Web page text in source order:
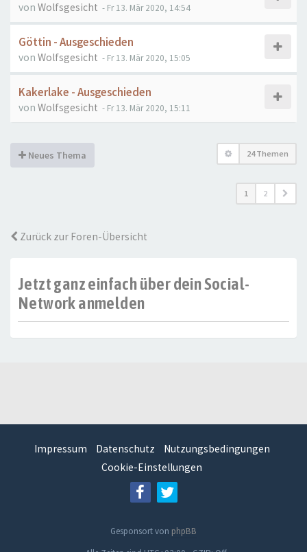
von Wolfsgesicht - Fr 13. Mär 2020, 14:54
Göttin - Ausgeschieden
von Wolfsgesicht - Fr 13. Mär 2020, 15:05
Kakerlake - Ausgeschieden
von Wolfsgesicht - Fr 13. Mär 2020, 15:11
Neues Thema 24 Themen
1 2
Zurück zur Foren-Übersicht
Jetzt ganz einfach über dein Social-
Network anmelden
Impressum Datenschutz
Nutzungsbedingungen
Cookie-Einstellungen
Gesponsort von phpBB